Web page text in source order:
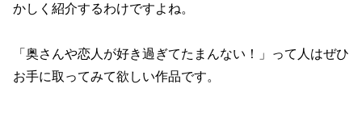
かしく紹介するわけですよね。
「奥さんや恋人が好き過ぎてたまんない！」って人はぜひ
お手に取ってみて欲しい作品です。